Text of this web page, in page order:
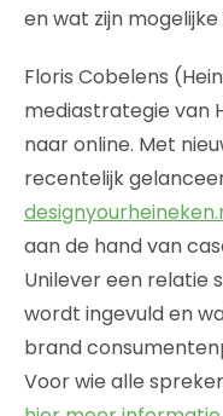
en wat zijn
Floris Cobelens
mediastrategie van
naar online. Met
recentelijk
aan de hand van
Unilever een relatie
wordt ingevuld en
brand
Voor wie alle